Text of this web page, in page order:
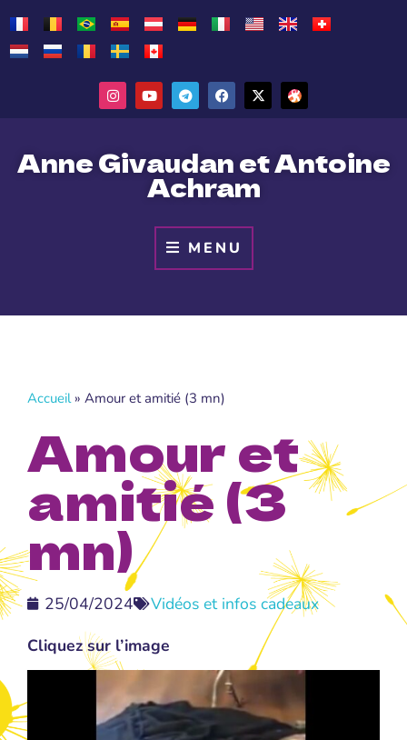
Anne Givaudan et Antoine
Achram
MENU
Accueil» Amour et amitié (3 mn)
Amour et
amitié (3
mn)
25/04/2024
Vidéos et infos cadeaux
Cliquez sur l’image